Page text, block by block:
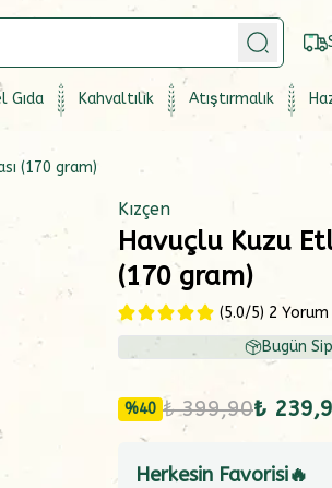
Gıda Kahvaltılık Atıştırmalık
(170 gram)
Kızçen
Havuçlu Kuzu
(170 gram)
(5.0/5) 2 Yorum
Bugün
%40 ₺ 399,90₺
Herkesin Favorisi🔥